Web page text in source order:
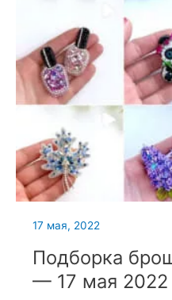
17 мая, 2022
Подборка
— 17 мая 2022